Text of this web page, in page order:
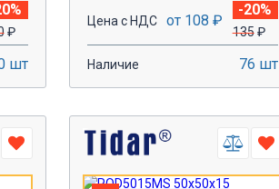
₽
шт
Цена с НДС от 108 ₽
-20%
135₽
Наличие 76 шт